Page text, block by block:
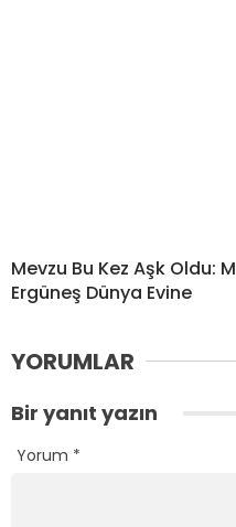
Mevzu Bu Kez Aşk Oldu:
Ergüneş Dünya Evine
YORUMLAR
Bir yanıt yazın
Yorum *